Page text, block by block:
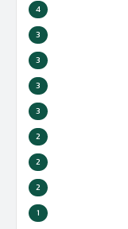
4
3
3
3
3
2
2
2
1